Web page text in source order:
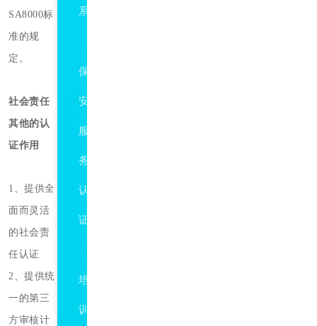
SA8000标
准的规
定。
社会责任
其他的认
证作用
1、提供全
面而灵活
的社会责
任认证
2、提供统
一的第三
方审核计
系
保
安
服
务
认
证
培
训